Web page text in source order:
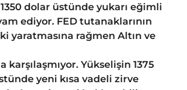
a
g
o
dolar üstünde yukarı eğimli
ediyor. FED tutanaklarının
yaratmasına rağmen Altın ve
karşılaşmıyor. Yükselişin 1375
yeni kısa vadeli zirve